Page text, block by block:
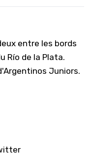
entre les bords
Río de la Plata.
Juniors.